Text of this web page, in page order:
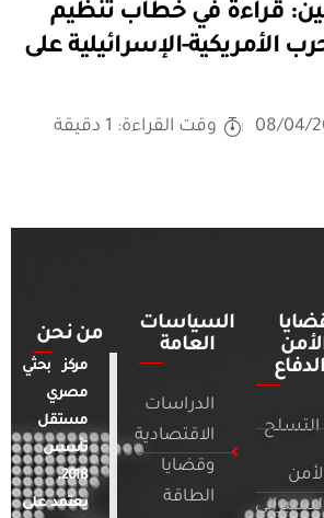
قراءة في خطاب تنظيم
الأمريكية-الإسرائيلية على
08/ وقت القراءة: 1 دقيقة
السياسات
العامة
الدراسات
الاقتصادية
وقضايا
الطاقة
من نحن
مركز بحثي
مصري
مستقل
تأسس
2018.
يعتمد على